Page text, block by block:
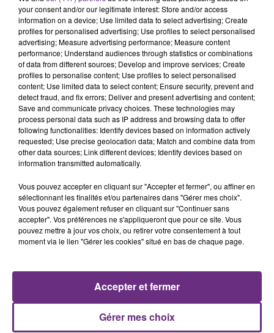
rémois. Le magasin JouéClub est contraint de
fermer ses portes.
TITRES DIFFUSÉS
6h44
6h44
JULIEN LIEB
Dis-Moi Ou
6h40
6h40
BRUNO MARS
I Just Might
6h37
6h37 6h32
6h32
your consent and/or our legitimate interest: Store and/or access
information on a device; Use limited data to select advertising; Create
profiles for personalised advertising; Use profiles to select personalised
advertising; Measure advertising performance; Measure content
performance; Understand audiences through statistics or combinations
of data from different sources; Develop and improve services; Create
profiles to personalise content; Use profiles to select personalised
content; Use limited data to select content; Ensure security, prevent and
detect fraud, and fix errors; Deliver and present advertising and content;
Save and communicate privacy choices. These technologies may
process personal data such as IP address and browsing data to offer
following functionalities: Identify devices based on information actively
requested; Use precise geolocation data; Match and combine data from
other data sources; Link different devices; Identify devices based on
information transmitted automatically.
Vous pouvez accepter en cliquant sur "Accepter et fermer", ou affiner en
sélectionnant les finalités et/ou partenaires dans "Gérer mes choix".
Vous pouvez également refuser en cliquant sur "Continuer sans
accepter". Vos préférences ne s'appliqueront que pour ce site. Vous
pouvez mettre à jour vos choix, ou retirer votre consentement à tout
moment via le lien "Gérer les cookies" situé en bas de chaque page.
Gérer mes choix
Accepter et fermer